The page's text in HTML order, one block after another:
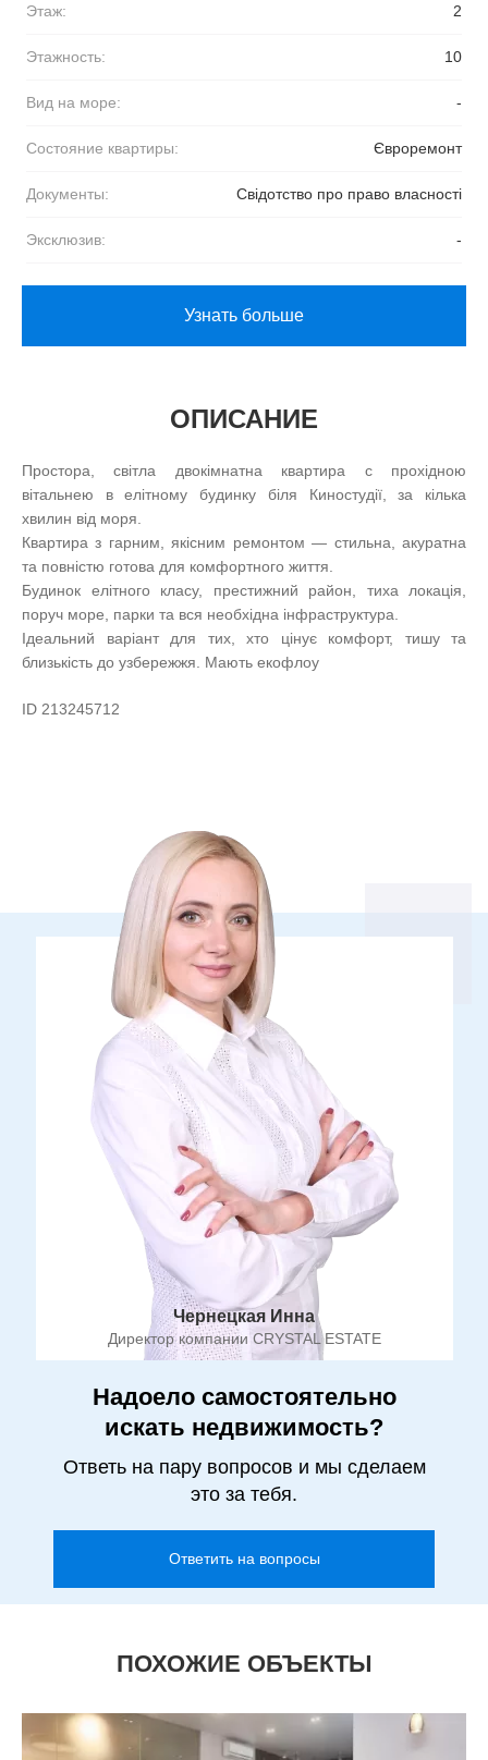
Этаж: 2
Этажность: 10
Вид на море: -
Состояние квартиры: Євроремонт
Документы: Свідотство про право власності
Эксклюзив: -
Узнать больше
ОПИСАНИЕ
Простора, світла двокімнатна квартира с прохідною
вітальнею в елітному будинку біля Киностудії, за кілька
хвилин від моря.
Квартира з гарним, якісним ремонтом — стильна, акуратна
та повністю готова для комфортного життя.
Будинок елітного класу, престижний район, тиха локація,
поруч море, парки та вся необхідна інфраструктура.
Ідеальний варіант для тих, хто цінує комфорт, тишу та
близькість до узбережжя. Мають екофлоу
ID 213245712
Чернецкая Инна
Директор компании CRYSTAL ESTATE
Надоело самостоятельно
искать недвижимость?
Ответь на пару вопросов и мы сделаем
это за тебя.
Ответить на вопросы
ПОХОЖИЕ ОБЪЕКТЫ